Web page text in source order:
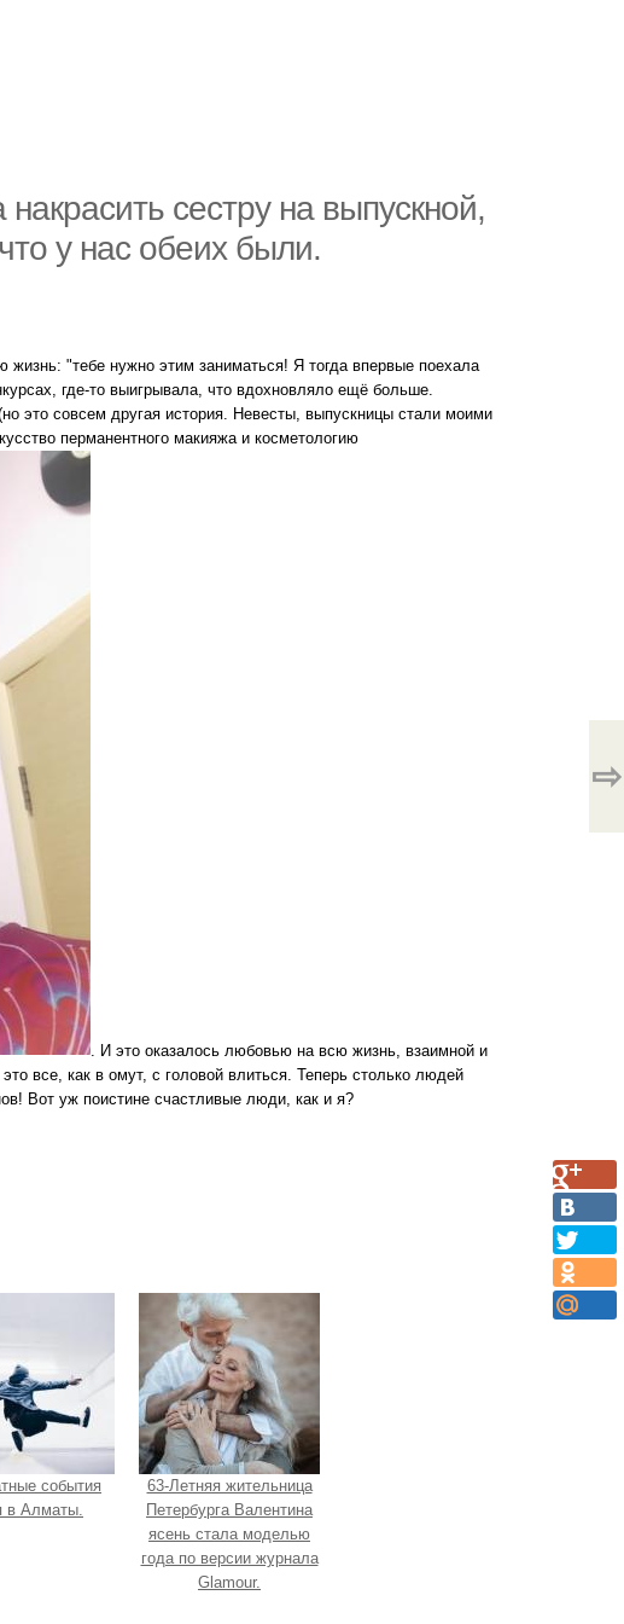
сестру на выпускной,
у нас обеих были.
"тебе нужно этим заниматься! Я тогда впервые поехала
где-то выигрывала, что вдохновляло ещё больше.
это совсем другая история. Невесты, выпускницы стали моими
перманентного макияжа и косметологию
. И это оказалось любовью на всю жизнь, взаимной и
все, как в омут, с головой влиться. Теперь столько людей
Вот уж поистине счастливые люди, как и я?
⇨
события
в Алматы.
63-Летняя жительница
Петербурга Валентина
ясень стала моделью
года по версии журнала
Glamour.